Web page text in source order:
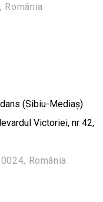
România
(Sibiu-Mediaș)
Victoriei, nr 42,
România